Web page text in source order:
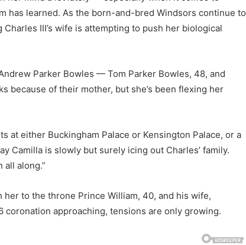
has learned. As the born-and-bred Windsors continue to
III’s wife is attempting to push her biological
Parker Bowles — Tom Parker Bowles, 48, and
because of their mother, but she’s been flexing her
at either Buckingham Palace or Kensington Palace, or a
Camilla is slowly but surely icing out Charles’ family.
along.”
to the throne Prince William, 40, and his wife,
coronation approaching, tensions are only growing.